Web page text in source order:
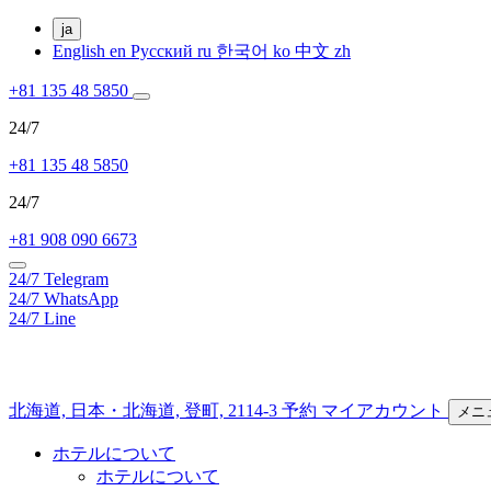
ja
English en Русский ru 한국어 ko 中文 zh
+81 135 48 5850
24/7
+81 135 48 5850
24/7
+81 908 090 6673
24/7 Telegram
24/7 WhatsApp
24/7 Line
北海道, 日本・北海道, 登町, 2114-3 予約 マイアカウント メニ
ホテルについて
ホテルについて